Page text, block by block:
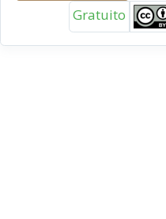
Gratuito